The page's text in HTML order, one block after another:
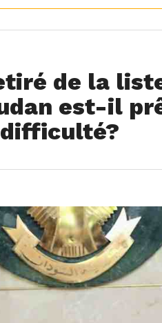
de la
est-il
difficulté?